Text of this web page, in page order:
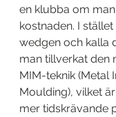
en klubba om
kostnaden. I
wedgen och kalla
man tillverkat den
MIM-teknik (Metal
Moulding), vilket
mer tidskrävande